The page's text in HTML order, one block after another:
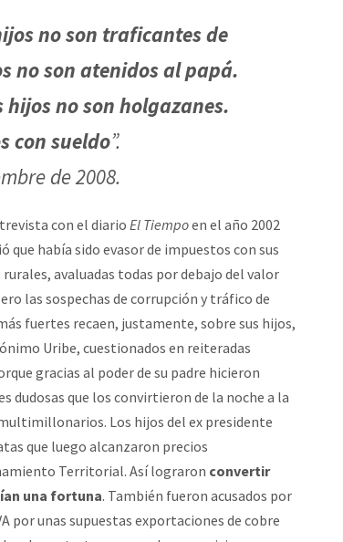
no son traficantes de
no son atenidos al papá.
no son holgazanes.
con sueldo”.
de 2008.
con el diarioEl Tiempoen el año 2002
que había sido evasor de impuestos con sus
avaluadas todas por debajo del valor
las sospechas de corrupción y tráfico de
fuertes recaen, justamente, sobre sus hijos,
Uribe, cuestionados en reiteradas
gracias al poder de su padre hicieron
dudosas que los convirtieron de la noche a la
Los hijos del ex presidente
que luego alcanzaron precios
Territorial. Así lograron convertir
una fortuna. También fueron acusados por
por unas supuestas exportaciones de cobre